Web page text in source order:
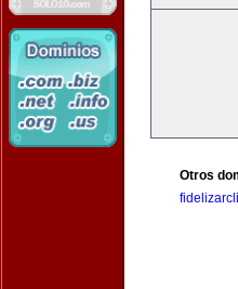
Otros